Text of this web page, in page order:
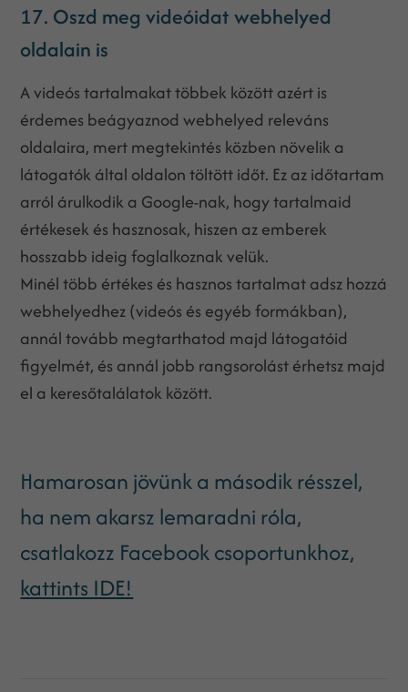
17. Oszd meg videóidat webhelyed
oldalain is
A videós tartalmakat többek között azért is
érdemes beágyaznod webhelyed releváns
oldalaira, mert megtekintés közben növelik a
látogatók által oldalon töltött időt. Ez az időtartam
arról árulkodik a Google-nak, hogy tartalmaid
értékesek és hasznosak, hiszen az emberek
hosszabb ideig foglalkoznak velük.
Minél több értékes és hasznos tartalmat adsz hozzá
webhelyedhez (videós és egyéb formákban),
annál tovább megtarthatod majd látogatóid
figyelmét, és annál jobb rangsorolást érhetsz majd
el a keresőtalálatok között.
Hamarosan jövünk a második résszel,
ha nem akarsz lemaradni róla,
csatlakozz Facebook csoportunkhoz,
kattints IDE!